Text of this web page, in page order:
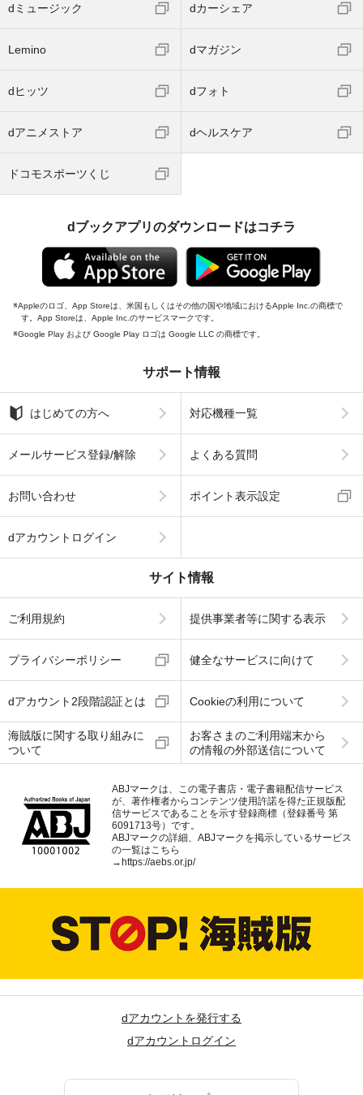
dミュージック dカーシェア
Lemino dマガジン
dヒッツ dフォト
dアニメストア dヘルスケア
ドコモスポーツくじ
dブックアプリのダウンロードはコチラ
Appleのロゴ、App Storeは、米国もしくはその他の国や地域におけるApple Inc.の商標で
す。App Storeは、Apple Inc.のサービスマークです。
Google Play および Google Play ロゴは Google LLC の商標です。
サポート情報
はじめての方へ 対応機種一覧
メールサービス登録/解除 よくある質問
お問い合わせ ポイント表示設定
dアカウントログイン
サイト情報
ご利用規約 提供事業者等に関する表示
プライバシーポリシー 健全なサービスに向けて
dアカウント2段階認証とは Cookieの利用について
海賊版に関する取り組みに
ついて
お客さまのご利用端末から
の情報の外部送信について
ABJマークは、この電子書店・電子書籍配信サービス
が、著作権者からコンテンツ使用許諾を得た正規版配
信サービスであることを示す登録商標（登録番号 第
6091713号）です。
ABJマークの詳細、ABJマークを掲示しているサービス
の一覧はこちら
→ https://aebs.or.jp/
dアカウントを発行する
dアカウントログイン